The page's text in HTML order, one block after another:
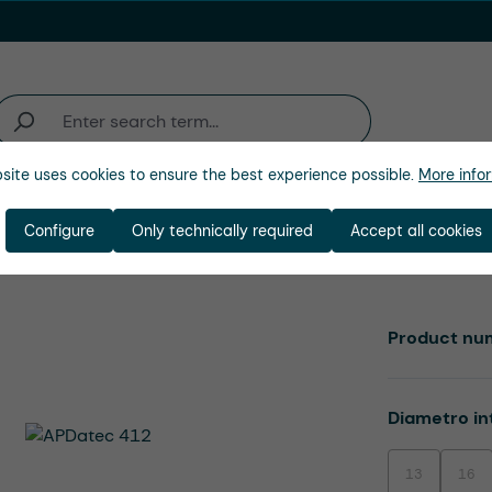
Select
Diametro
13(This option
16
Product
uses cookies to ensure the best experience possible. More
Only technically required
Configure Accept all cookies